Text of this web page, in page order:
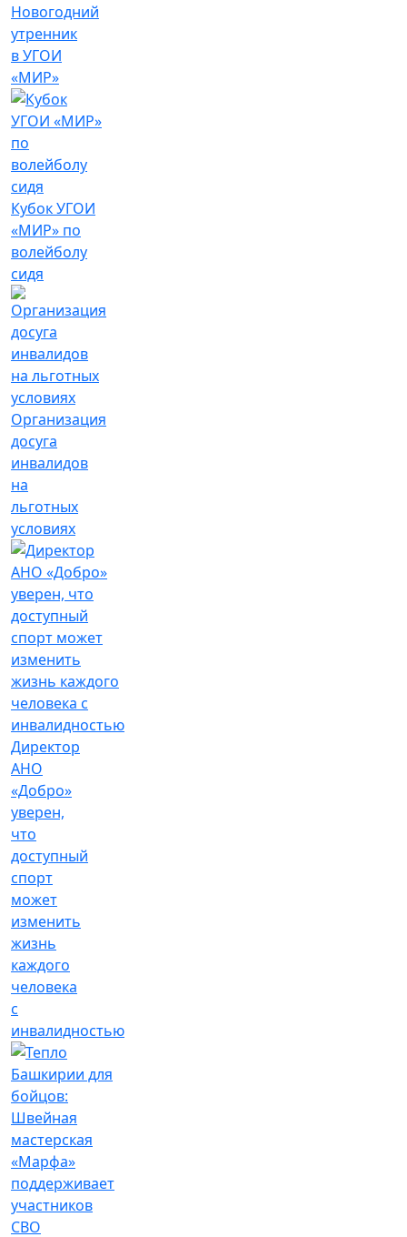
Новогодний
утренник
в УГОИ
«МИР»
Кубок УГОИ
«МИР» по
волейболу
сидя
Организация
досуга
инвалидов
на
льготных
условиях
Директор
АНО
«Добро»
уверен,
что
доступный
спорт
может
изменить
жизнь
каждого
человека
с
инвалидностью